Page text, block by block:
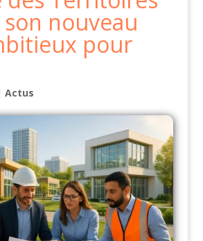
nouveau
pour
Actus